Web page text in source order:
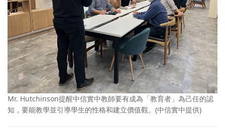
Mr. Hutchinson提醒中信實中教師要有成為「教育者」為己任的認
知，要能教學並引導學生的性格和建立價值觀。(中信實中提供)